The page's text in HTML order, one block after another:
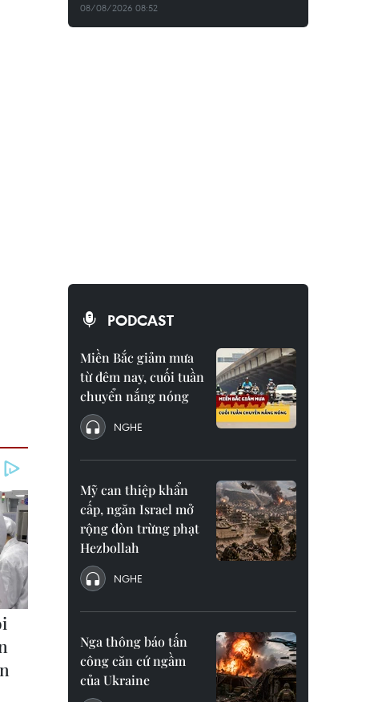
08/08/2026 08:52
PODCAST
Miền Bắc giảm mưa
từ đêm nay, cuối tuần
chuyển nắng nóng
NGHE
Mỹ can thiệp khẩn
cấp, ngăn Israel mở
rộng đòn trừng phạt
Hezbollah
NGHE
Nga thông báo tấn
công căn cứ ngầm
của Ukraine